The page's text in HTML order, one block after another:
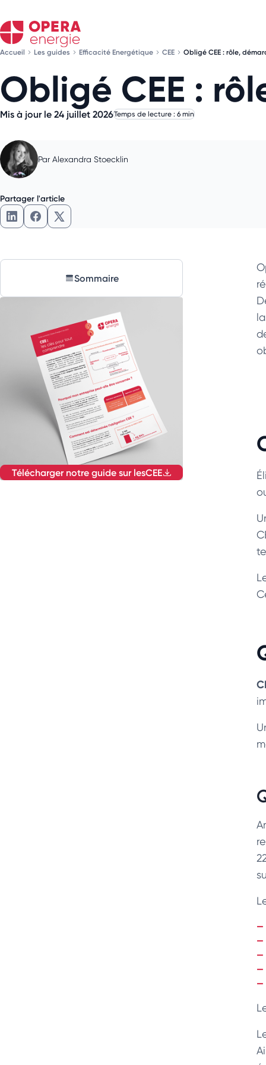
Accueil Les guides Efficacité Energétique CEE Obligé CEE : rôle,
Obligé CEE :
Mis à jour le 24 juillet 2026Temps de lecture : 6 min
Par Alexandra Stoecklin
Partager l'article
Partager l'article sur LinkedIn
Partager l'article sur Facebook
Partager l'article sur X
Sommaire
Télécharger notre guide sur lesCEE